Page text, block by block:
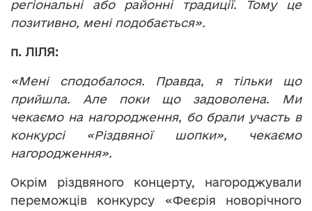
регіональні або районні традиції. Тому це
позитивно, мені подобається».
п. ЛІЛЯ:
«Мені сподобалося. Правда, я тільки що
прийшла. Але поки що задоволена. Ми
чекаємо на нагородження, бо брали участь в
конкурсі «Різдвяної шопки», чекаємо
нагородження».
Окрім різдвяного концерту, нагороджували
переможців конкурсу «Феєрія новорічного